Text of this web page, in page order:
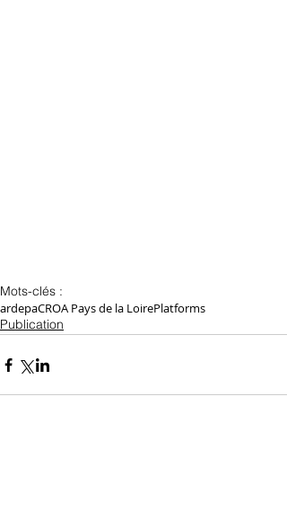
Mots-clés :
ardepaCROA Pays de la LoirePlatforms
Publication